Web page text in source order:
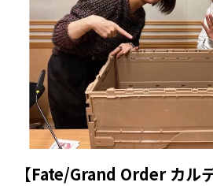
【Fate/Grand Order カル